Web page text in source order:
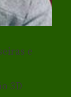
e
3D